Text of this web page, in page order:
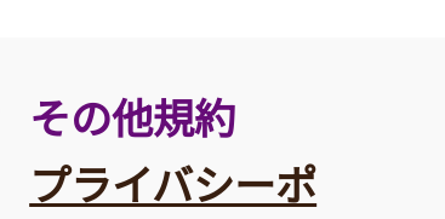
その他規約
プライバシーポ